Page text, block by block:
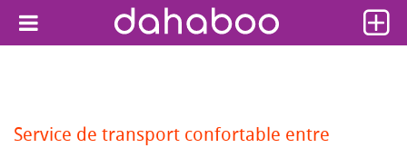
Service de transport confortable entre